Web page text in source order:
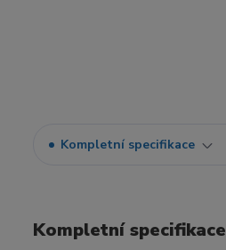
Kompletní specifikace
Kompletní specifikace